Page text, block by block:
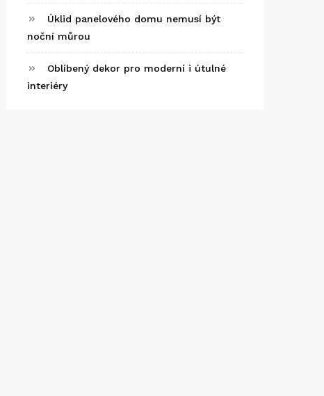
Úklid panelového domu nemusí být
noční můrou
Oblíbený dekor pro moderní i útulné
interiéry